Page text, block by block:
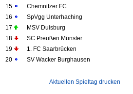
15
Chemnitzer FC
16
SpVgg Unterhaching
17
MSV Duisburg
18
SC Preußen Münster
19
1. FC Saarbrücken
20
SV Wacker Burghausen
Aktuellen Spieltag drucken